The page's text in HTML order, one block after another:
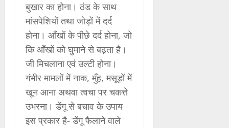
बुखार का होना। ठंड के साथ
मांसपेशियों तथा जोड़ों में दर्द
होना। आँखों के पीछे दर्द होना, जो
कि आँखों को घुमाने से बढ़ता है।
जी मिचलाना एवं उल्टी होना।
गंभीर मामलों में नाक, मुँह, मसूड़ों में
खून आना अथवा त्वचा पर चकत्ते
उभरना। डेंगू से बचाव के उपाय
इस प्रकार है- डेंगू फैलाने वाले